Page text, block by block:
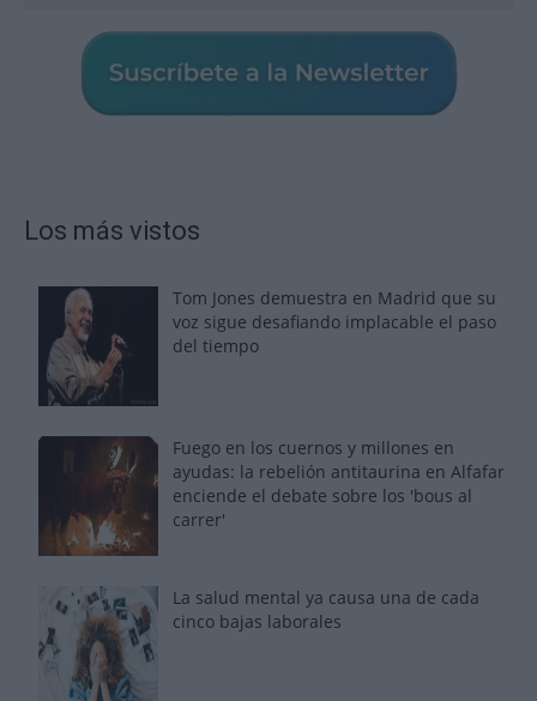
Los más vistos
Tom Jones demuestra en Madrid que su
voz sigue desafiando implacable el paso
del tiempo
Fuego en los cuernos y millones en
ayudas: la rebelión antitaurina en Alfafar
enciende el debate sobre los 'bous al
carrer'
La salud mental ya causa una de cada
cinco bajas laborales